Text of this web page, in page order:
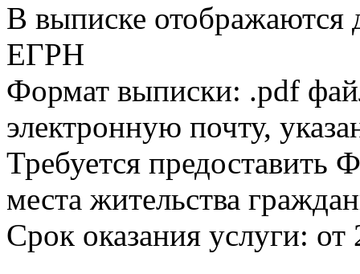
В выписке
ЕГРН
Формат выписки: .pdf
электронную почту,
Требуется
места жительства
Срок оказания услуги: от